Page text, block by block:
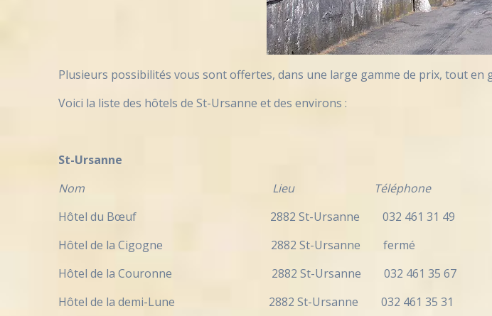
Plusieurs possibilités vous sont offertes, dans une large gamme de prix, tout
Voici la liste des hôtels de St-Ursanne et des environs :
St-Ursanne
Nom Lieu Téléphone
Hôtel du Bœuf 2882 St-Ursanne 032 461 31 49
Hôtel de la Cigogne 2882 St-Ursanne fermé
Hôtel de la Couronne 2882 St-Ursanne 032 461 35 67
Hôtel de la demi-Lune 2882 St-Ursanne 032 461 35 31